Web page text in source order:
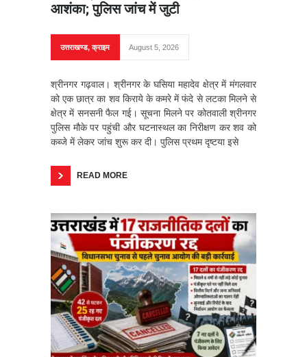
आशंका; पुलिस जांच में जुटी
उत्तराखण्ड,क्राइम August 5, 2026
श्रीनगर गढ़वाल। श्रीनगर के घसिया महादेव क्षेत्र में मंगलवार
को एक छात्र का शव किराये के कमरे में फंदे से लटका मिलने से
क्षेत्र में सनसनी फैल गई। सूचना मिलने पर कोतवाली श्रीनगर
पुलिस मौके पर पहुंची और घटनास्थल का निरीक्षण कर शव को
कब्जे में लेकर जांच शुरू कर दी। पुलिस प्रथम दृष्टया इसे
READ MORE